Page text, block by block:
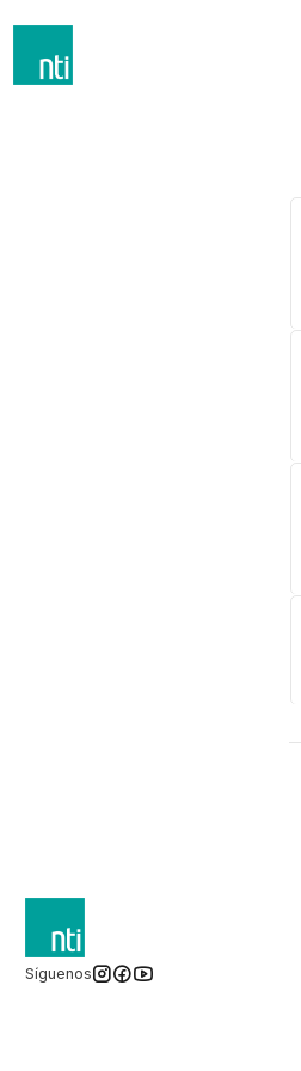
Inicio
Graco
Síguenos